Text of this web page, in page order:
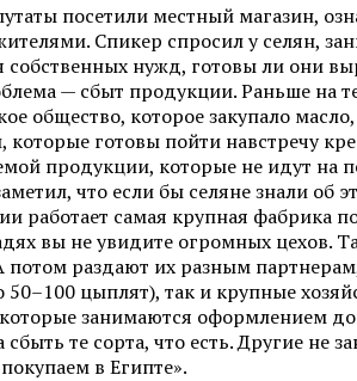
посетили местный магазин,
Спикер спросил у селян,
собственных нужд, готовы ли они
— сбыт продукции. Раньше на
общество, которое закупало
которые готовы пойти навстречу
продукции, которые не идут на
что если бы селяне знали об
работает самая крупная фабрика
вы не увидите огромных цехов.
раздают их разным
цыплят), так и крупные
занимаются оформлением
те сорта, что есть. Другие не
в Египте».